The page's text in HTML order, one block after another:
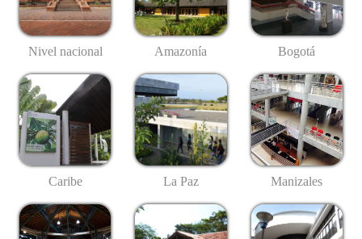
Nivel nacional Amazonía Bogotá
Caribe La Paz Manizales